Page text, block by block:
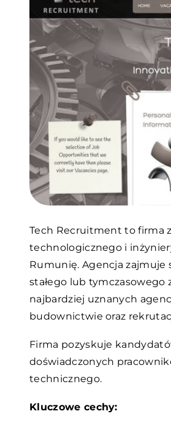
Tech Recruitment to firma
technologicznego i
Rumunię. Agencja zajmuje
stałego lub
najbardziej uznanych
budownictwie oraz
Firma pozyskuje
doświadczonych
technicznego.
Kluczowe cechy: